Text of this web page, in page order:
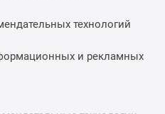
технологий
и рекламных